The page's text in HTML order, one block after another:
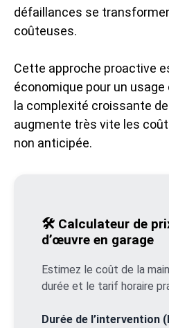
défaillances se
coûteuses.
Cette approche proactive
économique pour un usage
la complexité croissante
augmente très vite les
non anticipée.
🛠️ Calculateur de
d’œuvre en garage
Estimez le coût de la
durée et le tarif horaire
Durée de l’intervention